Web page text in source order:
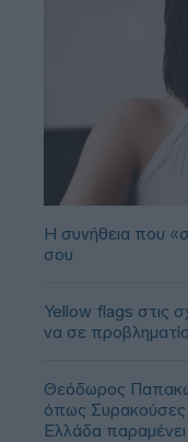
Η συνήθεια που
σου
Yellow flags στις
να σε
Θεόδωρος
όπως
Ελλάδα